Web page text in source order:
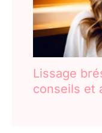
Lissage
conseils et